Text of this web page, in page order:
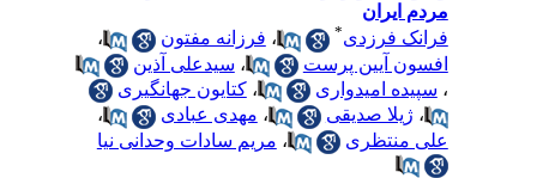
مردم ایران
فرانک فرزدی* ،فرزانه مفتون
،
افسون آیین پرست
،سیدعلی آذین
سپیده امیدواری ،کتایون جهانگیری
،ژیلا صدیقی ،مهدی عبادی
،
علی منتظری
،مریم سادات وحدانی نیا